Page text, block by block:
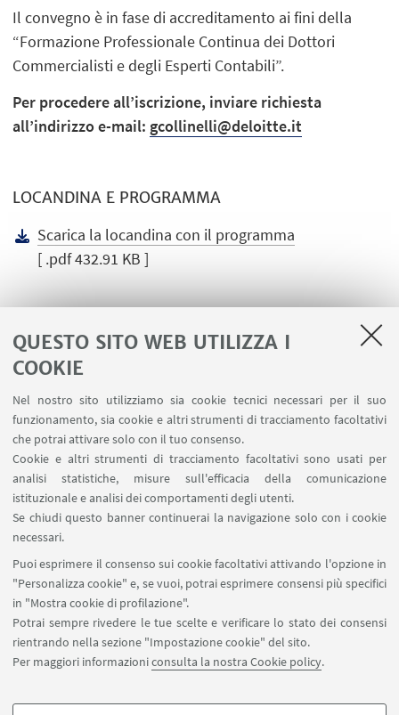
QUESTO SITO WEB UTILIZZA I
COOKIE
Nel nostro sito utilizziamo sia cookie tecnici necessari per il suo
funzionamento, sia cookie e altri strumenti di tracciamento facoltativi
che potrai attivare solo con il tuo consenso.
Cookie e altri strumenti di tracciamento facoltativi sono usati per
analisi statistiche, misure sull'efficacia della comunicazione
istituzionale e analisi dei comportamenti degli utenti.
Se chiudi questo banner continuerai la navigazione solo con i cookie
necessari.
Puoi esprimere il consenso sui cookie facoltativi attivando l'opzione in
"Personalizza cookie" e, se vuoi, potrai esprimere consensi più specifici
in "Mostra cookie di profilazione".
Potrai sempre rivedere le tue scelte e verificare lo stato dei consensi
rientrando nella sezione "Impostazione cookie" del sito.
Per maggiori informazioniconsulta la nostra Cookie policy.
Il convegno è in fase di accreditamento ai fini della
“Formazione Professionale Continua dei Dottori
Commercialisti e degli Esperti Contabili”.
Per procedere all’iscrizione, inviare richiesta
all’indirizzo e-mail: gcollinelli@deloitte.it
LOCANDINA E PROGRAMMA
Scarica la locandina con il programma
[ .pdf 432.91 KB ]
Area riservata
Contatti
SEGUI IL DIPARTIMENTO SU:
SEGUI UNIBO SU:
APP: